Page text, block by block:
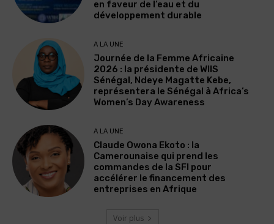
en faveur de l’eau et du
développement durable
A LA UNE
Journée de la Femme Africaine
2026 : la présidente de WIIS
Sénégal, Ndeye Magatte Kebe,
représentera le Sénégal à Africa’s
Women’s Day Awareness
A LA UNE
Claude Owona Ekoto : la
Camerounaise qui prend les
commandes de la SFI pour
accélérer le financement des
entreprises en Afrique
Voir plus